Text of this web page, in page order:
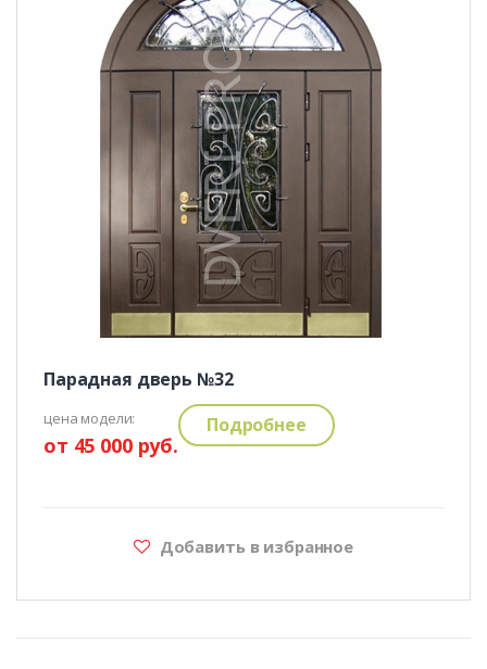
Парадная дверь №32
цена модели:
от 45 000 руб.
Подробнее
Добавить в избранное